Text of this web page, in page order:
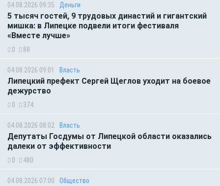
04.08.2026 09:35 Деньги
5 тысяч гостей, 9 трудовых династий и гигантский
мишка: в Липецке подвели итоги фестиваля
«Вместе лучше»
0 88
04.08.2026 09:01 Власть
Липецкий префект Сергей Щеглов уходит на боевое
дежурство
0 374
04.08.2026 08:02 Власть
Депутаты Госдумы от Липецкой области оказались
далеки от эффективности
0 480
04.08.2026 07:00 Общество